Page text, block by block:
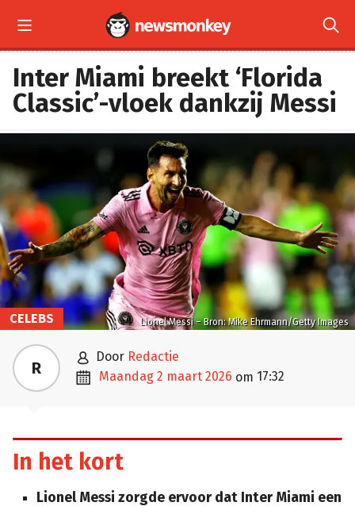
 
Inter Miami breekt ‘Florida
Classic’-vloek dankzij Messi
Lionel Messi – Bron: Mike Ehrmann/Getty Images
CELEBS
R  door Redactie
 maandag 2 maart 2026 om 17:32
In het kort
Lionel Messi zorgde ervoor dat Inter Miami een